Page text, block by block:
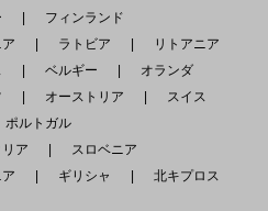
フィンランド
ア ラトビア
リトアニア
ベルギー
オランダ
オーストリア
スイス
ポルトガル
ア
スロベニア
ア ギリシャ
北キプロス